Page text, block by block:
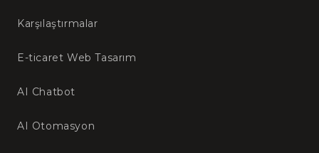
Karşılaştırmalar
E-ticaret Web Tasarım
AI Chatbot
AI Otomasyon